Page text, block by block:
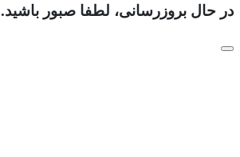
در حال بروزرسانی، لطفا صبور باشید.